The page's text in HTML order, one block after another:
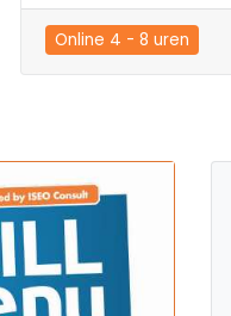
Online 4 - 8 uren